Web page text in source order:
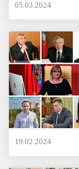
05.03.2024
19.02.2024